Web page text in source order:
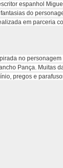
espanhol
do
em parceria
no
Pança. Muitas
pregos e